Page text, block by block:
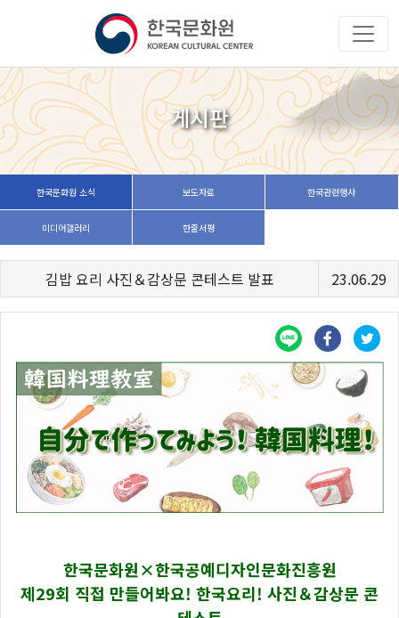
게시판
한국문화원 소식 보도자료 한국관련행사
미디어갤러리 한줄서평
김밥 요리 사진＆감상문 콘테스트 발표 23.06.29
한국문화원×한국공예디자인문화진흥원
제29회 직접 만들어봐요! 한국요리! 사진＆감상문 콘